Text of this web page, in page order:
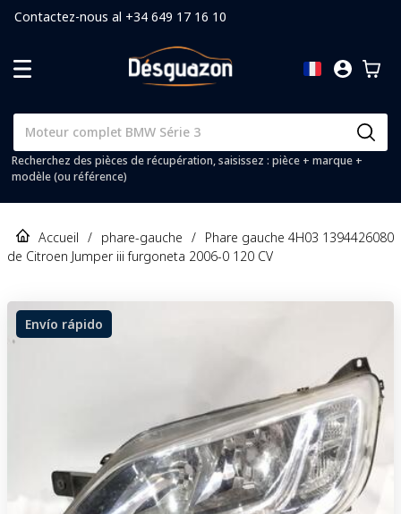
Contactez-nous al +34 649 17 16 10
Recherchez des pièces de récupération, saisissez : pièce + marque +
modèle (ou référence)
Accueil / phare-gauche / Phare gauche 4H03 1394426080
de Citroen Jumper iii furgoneta 2006-0 120 CV
Envío rápido